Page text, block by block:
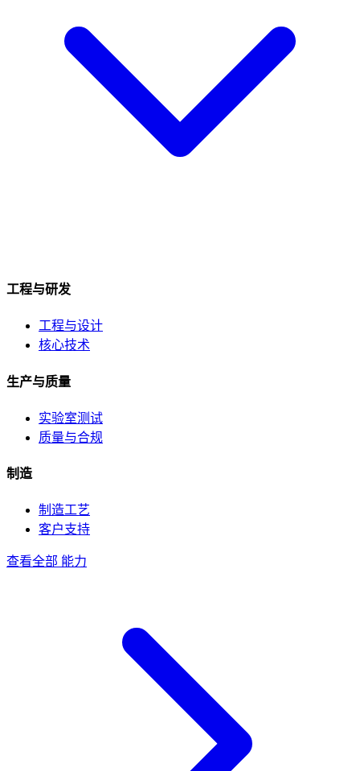
工程与研发
工程与设计
核心技术
生产与质量
实验室测试
质量与合规
制造
制造工艺
客户支持
查看全部 能力